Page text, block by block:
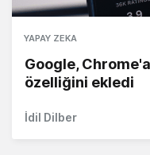
YAPAY ZEKA
Google,
özelliğini ekledi
İdil Dilber